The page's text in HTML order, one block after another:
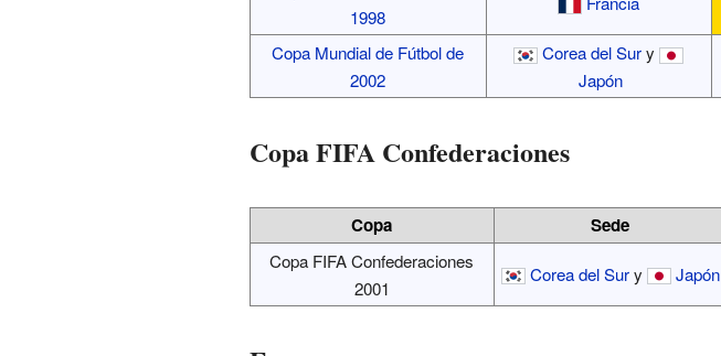
1998
Copa Mundial de Fútbol de
2002
Corea del Sury
Japón
Copa FIFA Confederaciones
Copa Sede
Copa FIFA Confederaciones
2001
Corea del Sury Japón